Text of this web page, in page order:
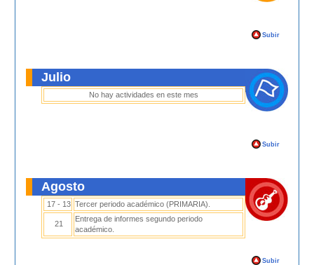
Subir
Julio
No hay actividades en este mes
Subir
Agosto
17 - 13 Tercer periodo académico (PRIMARIA).
21
Entrega de informes segundo periodo
académico.
Subir